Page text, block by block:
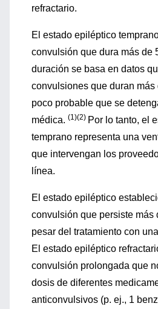
refractario.
El estado epiléptico
convulsión que dura más de
duración se basa en datos
convulsiones que duran más
poco probable que se
médica. (1)(2) Por lo tanto, el
temprano representa una
que intervengan los
línea.
El estado epiléptico
convulsión que persiste más
pesar del tratamiento con
El estado epiléptico
convulsión prolongada que
dosis de diferentes
anticonvulsivos (p. ej., 1